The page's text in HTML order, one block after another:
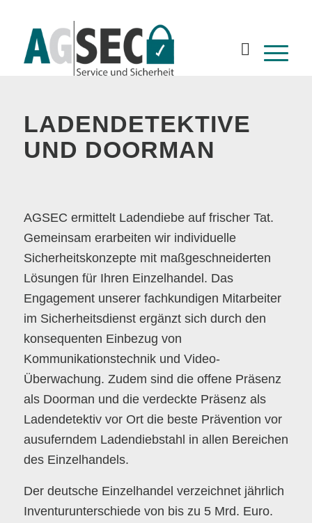
LADENDETEKTIVE
UND DOORMAN
AGSEC ermittelt Ladendiebe auf frischer Tat.
Gemeinsam erarbeiten wir individuelle
Sicherheitskonzepte mit maßgeschneiderten
Lösungen für Ihren Einzelhandel. Das
Engagement unserer fachkundigen Mitarbeiter
im Sicherheitsdienst ergänzt sich durch den
konsequenten Einbezug von
Kommunikationstechnik und Video-
Überwachung. Zudem sind die offene Präsenz
als Doorman und die verdeckte Präsenz als
Ladendetektiv vor Ort die beste Prävention vor
ausuferndem Ladendiebstahl in allen Bereichen
des Einzelhandels.
Der deutsche Einzelhandel verzeichnet jährlich
Inventurunterschiede von bis zu 5 Mrd. Euro.